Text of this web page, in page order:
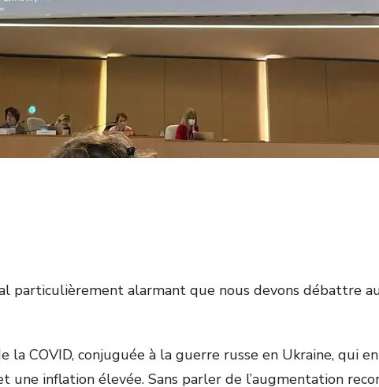
particulièrement alarmant que nous devons débattre
la COVID, conjuguée à la guerre russe en Ukraine, qui
une inflation élevée. Sans parler de l’augmentation